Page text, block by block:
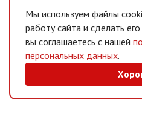
Мы используем файлы
работу сайта и сделать
вы соглашаетесь с нашей
персональных данных.